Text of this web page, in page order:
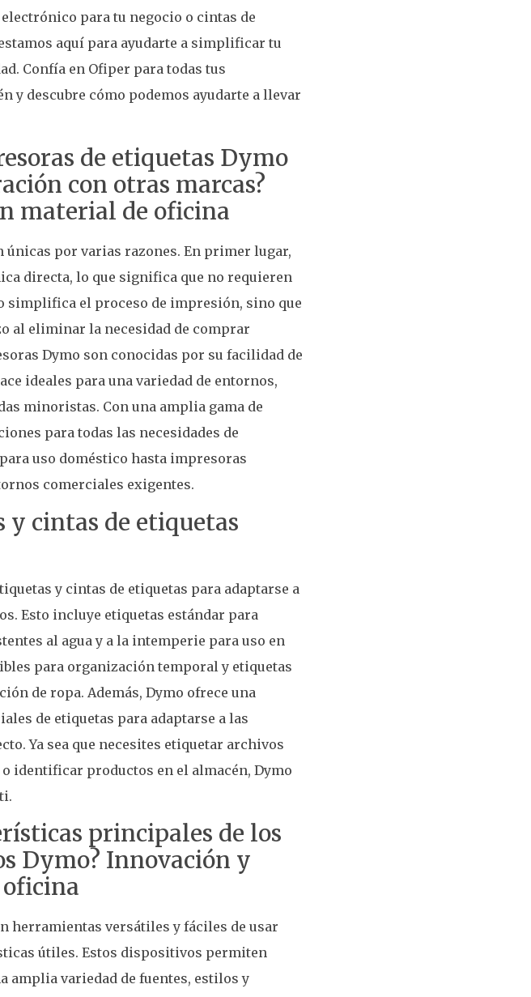
para tu negocio o cintas de
aquí para ayudarte a simplificar tu
Confía en Ofiper para todas tus
y descubre cómo podemos ayudarte a llevar
de etiquetas Dymo
con otras marcas?
material de oficina
únicas por varias razones. En primer lugar,
directa, lo que significa que no requieren
simplifica el proceso de impresión, sino que
al eliminar la necesidad de comprar
Dymo son conocidas por su facilidad de
ideales para una variedad de entornos,
minoristas. Con una amplia gama de
para todas las necesidades de
uso doméstico hasta impresoras
comerciales exigentes.
y cintas de etiquetas
y cintas de etiquetas para adaptarse a
Esto incluye etiquetas estándar para
al agua y a la intemperie para uso en
para organización temporal y etiquetas
de ropa. Además, Dymo ofrece una
de etiquetas para adaptarse a las
Ya sea que necesites etiquetar archivos
identificar productos en el almacén, Dymo
principales de los
Dymo? Innovación y
herramientas versátiles y fáciles de usar
útiles. Estos dispositivos permiten
amplia variedad de fuentes, estilos y